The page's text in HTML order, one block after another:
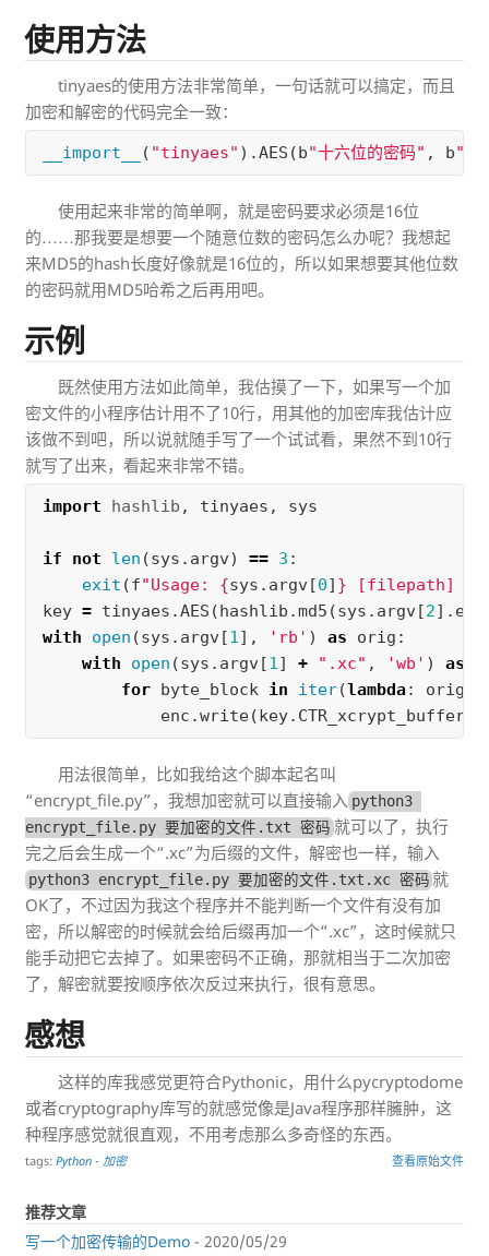
使用方法
tinyaes的使用方法非常简单，一句话就可以搞定，而且
加密和解密的代码完全一致：
__import__ ( "tinyaes" ).AES (b"十六位的密码" , b"十
使用起来非常的简单啊，就是密码要求必须是16位
的……那我要是想要一个随意位数的密码怎么办呢？我想起
来MD5的hash长度好像就是16位的，所以如果想要其他位数
的密码就用MD5哈希之后再用吧。
示例
既然使用方法如此简单，我估摸了一下，如果写一个加
密文件的小程序估计用不了10行，用其他的加密库我估计应
该做不到吧，所以说就随手写了一个试试看，果然不到10行
就写了出来，看起来非常不错。
import hashlib , tinyaes , sys
if not len (sys . argv) == 3 :
exit (f"Usage: {sys . argv [0] } [filepath]
key = tinyaes .AES ( hashlib .md5 (sys . argv [2].
with
open (sys . argv [1], 'rb' ) as orig :
with
open (sys . argv [1] + ".xc" , 'wb' ) as
for
byte_block in iter(lambda: orig
enc .write( key. CTR_xcrypt_buffer
用法很简单，比如我给这个脚本起名叫
“encrypt_file.py”，我想加密就可以直接输入 python3
encrypt_file.py 要加密的文件.txt 密码 就可以了，执行
完之后会生成一个“.xc”为后缀的文件，解密也一样，输入
python3 encrypt_file.py 要加密的文件.txt.xc 密码 就
OK了，不过因为我这个程序并不能判断一个文件有没有加
密，所以解密的时候就会给后缀再加一个“.xc”，这时候就只
能手动把它去掉了。如果密码不正确，那就相当于二次加密
了，解密就要按顺序依次反过来执行，很有意思。
感想
这样的库我感觉更符合Pythonic，用什么pycryptodome
或者cryptography库写的就感觉像是Java程序那样臃肿，这
种程序感觉就很直观，不用考虑那么多奇怪的东西。
tags: Python - 加密 查看原始文件
推荐文章
写一个加密传输的Demo - 2020/05/29